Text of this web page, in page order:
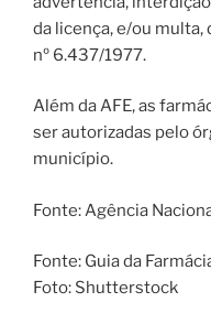
da licença, e/ou multa,
nº 6.437/1977.
Além da AFE, as
ser autorizadas pelo
município.
Fonte: Agência
Fonte: Guia da
Foto: Shutterstock